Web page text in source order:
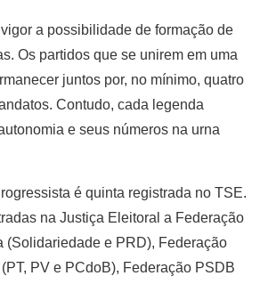
a possibilidade de formação de
Os partidos que se unirem em uma
juntos por, no mínimo, quatro
Contudo, cada legenda
e seus números na urna
é quinta registrada no TSE.
na Justiça Eleitoral a Federação
(Solidariedade e PRD), Federação
PV e PCdoB), Federação PSDB